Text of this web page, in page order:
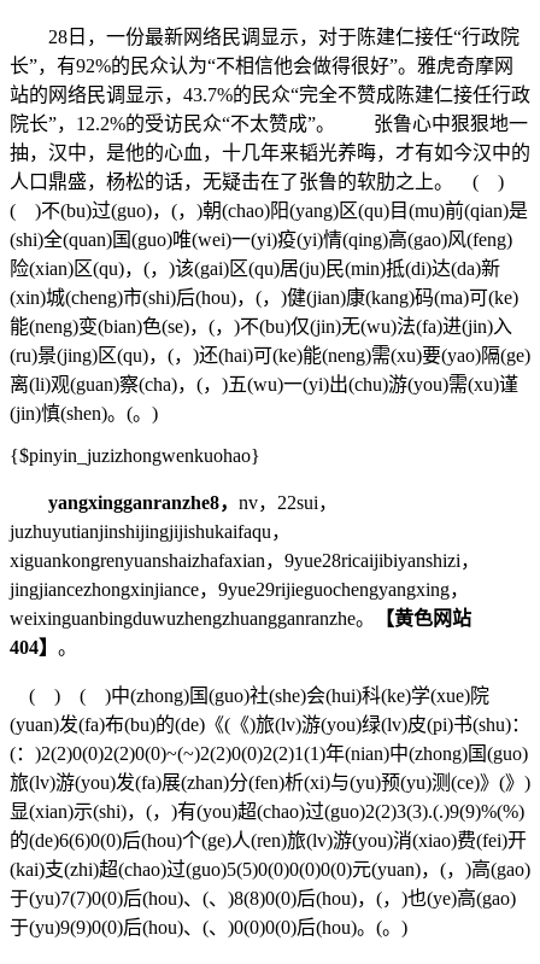
28日，一份最新网络民调显示，对于陈建仁接任“行政院
长”，有92%的民众认为“不相信他会做得很好”。雅虎奇摩网
站的网络民调显示，43.7%的民众“完全不赞成陈建仁接任行政
院长”，12.2%的受访民众“不太赞成”。 张鲁心中狠狠地一
抽，汉中，是他的心血，十几年来韬光养晦，才有如今汉中的
人口鼎盛，杨松的话，无疑击在了张鲁的软肋之上。 ( )
( )不(bu)过(guo)，(，)朝(chao)阳(yang)区(qu)目(mu)前(qian)是
(shi)全(quan)国(guo)唯(wei)一(yi)疫(yi)情(qing)高(gao)风(feng)
险(xian)区(qu)，(，)该(gai)区(qu)居(ju)民(min)抵(di)达(da)新
(xin)城(cheng)市(shi)后(hou)，(，)健(jian)康(kang)码(ma)可(ke)
能(neng)变(bian)色(se)，(，)不(bu)仅(jin)无(wu)法(fa)进(jin)入
(ru)景(jing)区(qu)，(，)还(hai)可(ke)能(neng)需(xu)要(yao)隔(ge)
离(li)观(guan)察(cha)，(，)五(wu)一(yi)出(chu)游(you)需(xu)谨
(jin)慎(shen)。(。)
{$pinyin_juzizhongwenkuohao}
yangxingganranzhe8， nv，22sui，
juzhuyutianjinshijingjijishukaifaqu，
xiguankongrenyuanshaizhafaxian，9yue28ricaijibiyanshizi，
jingjiancezhongxinjiance，9yue29rijieguochengyangxing，
weixinguanbingduwuzhengzhuangganranzhe。
【黄色网站
404】 。
( ) ( )中(zhong)国(guo)社(she)会(hui)科(ke)学(xue)院
(yuan)发(fa)布(bu)的(de)《(《)旅(lv)游(you)绿(lv)皮(pi)书(shu)：
(：)2(2)0(0)2(2)0(0)~(~)2(2)0(0)2(2)1(1)年(nian)中(zhong)国(guo)
旅(lv)游(you)发(fa)展(zhan)分(fen)析(xi)与(yu)预(yu)测(ce)》(》)
显(xian)示(shi)，(，)有(you)超(chao)过(guo)2(2)3(3).(.)9(9)%(%)
的(de)6(6)0(0)后(hou)个(ge)人(ren)旅(lv)游(you)消(xiao)费(fei)开
(kai)支(zhi)超(chao)过(guo)5(5)0(0)0(0)0(0)元(yuan)，(，)高(gao)
于(yu)7(7)0(0)后(hou)、(、)8(8)0(0)后(hou)，(，)也(ye)高(gao)
于(yu)9(9)0(0)后(hou)、(、)0(0)0(0)后(hou)。(。)